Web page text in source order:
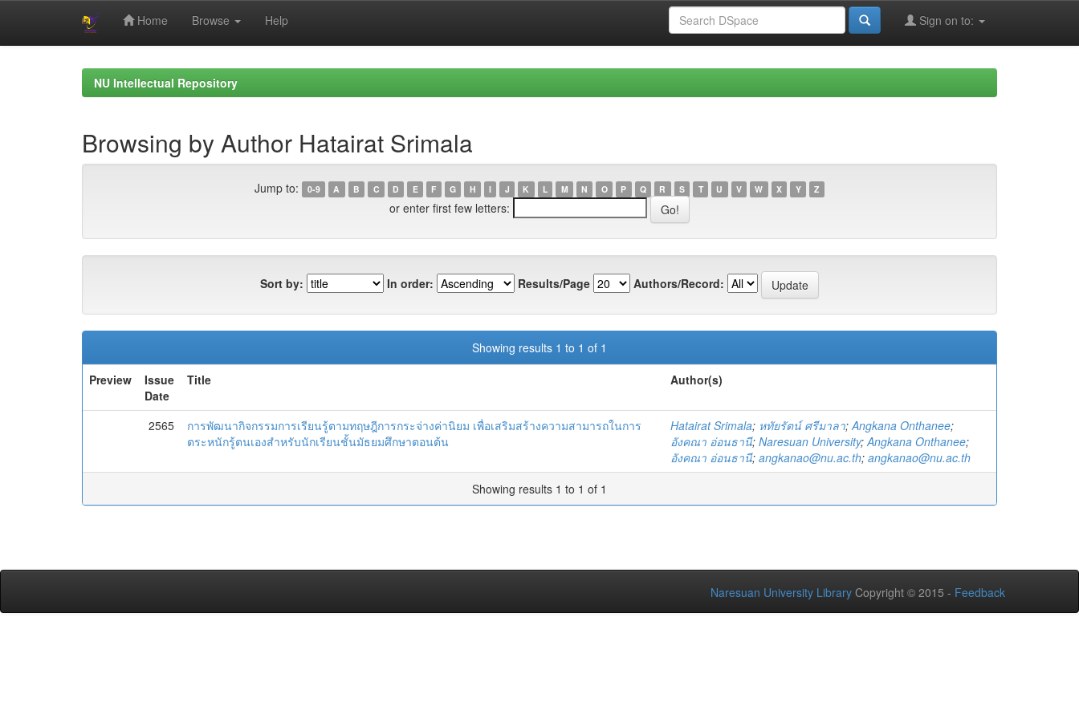
Home Browse Help Sign on to:
NU Intellectual Repository
Browsing by Author Hatairat Srimala
Jump to: 0-9 A B C D E F G H I J K L M N O P Q R S T U V W X Y Z
or enter first few letters:
Sort by: In order: Results/Page Authors/Record:
Showing results 1 to 1 of 1
Preview
Issue
Date
Title Author(s)
2565
การพัฒนากิจกรรมการเรียนรู้ตามทฤษฎีการกระจ่างค่านิยม เพื่อเสริมสร้างความสามารถในการ
ตระหนักรู้ตนเองสำหรับนักเรียนชั้นมัธยมศึกษาตอนต้น
Hatairat Srimala; หทัยรัตน์ ศรีมาลา;Angkana Onthanee;
อังคณา อ่อนธานี; Naresuan University;Angkana Onthanee;
อังคณา อ่อนธานี; angkanao@nu.ac.th; angkanao@nu.ac.th
Showing results 1 to 1 of 1
Naresuan University Library Copyright © 2015 - Feedback